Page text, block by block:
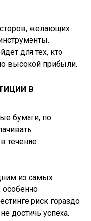
желающих
для тех, кто
высокой прибыли.
в
бумаги, по
течение
из самых
риск гораздо
достичь успеха.